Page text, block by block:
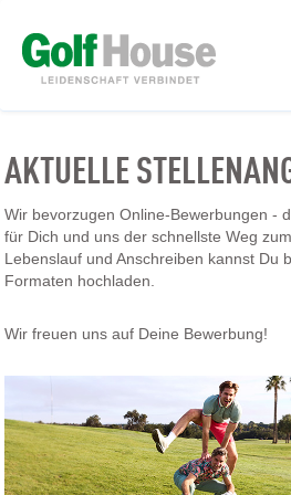
AKTUELLE
Wir bevorzugen Online-Bewerbungen -
für Dich und uns der schnellste Weg
Lebenslauf und Anschreiben kannst Du
Formaten hochladen.
Wir freuen uns auf Deine Bewerbung!